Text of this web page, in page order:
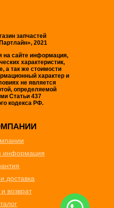
запчастей
2021
на сайте информация,
характеристик,
а так же стоимости
характер и
не является
определяемой
Статьи 437
кодекса РФ.
информация
доставка
возврат